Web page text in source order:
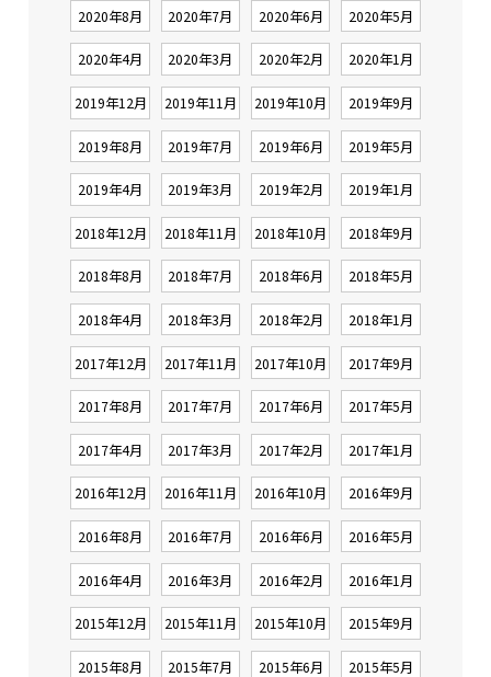
2020年8月 2020年7月 2020年6月 2020年5月
2020年4月 2020年3月 2020年2月 2020年1月
2019年12月 2019年11月 2019年10月 2019年9月
2019年8月 2019年7月 2019年6月 2019年5月
2019年4月 2019年3月 2019年2月 2019年1月
2018年12月 2018年11月 2018年10月 2018年9月
2018年8月 2018年7月 2018年6月 2018年5月
2018年4月 2018年3月 2018年2月 2018年1月
2017年12月 2017年11月 2017年10月 2017年9月
2017年8月 2017年7月 2017年6月 2017年5月
2017年4月 2017年3月 2017年2月 2017年1月
2016年12月 2016年11月 2016年10月 2016年9月
2016年8月 2016年7月 2016年6月 2016年5月
2016年4月 2016年3月 2016年2月 2016年1月
2015年12月 2015年11月 2015年10月 2015年9月
2015年8月 2015年7月 2015年6月 2015年5月